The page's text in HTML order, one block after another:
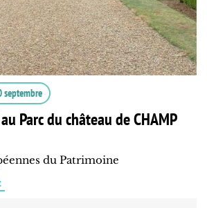
septembre
Parc du château de CHAMP
du Patrimoine